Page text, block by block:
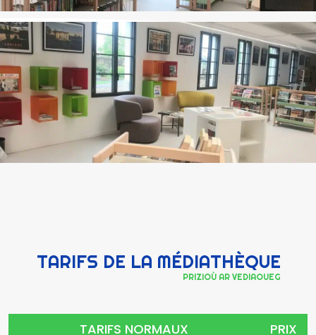
TARIFS DE LA MÉDIATHÈQUE
PRIZIOÙ AR VEDIAOUEG
TARIFS NORMAUX PRIX